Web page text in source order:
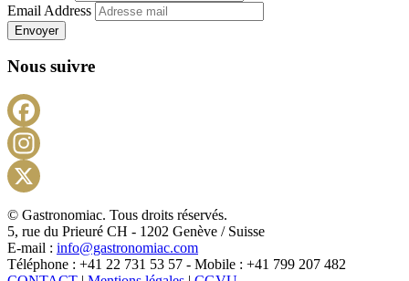
Email Address
Envoyer
Nous suivre
X
© Gastronomiac. Tous droits réservés.
5, rue du Prieuré CH - 1202 Genève / Suisse
E-mail : info@gastronomiac.com
Téléphone : +41 22 731 53 57 - Mobile : +41 799 207 482